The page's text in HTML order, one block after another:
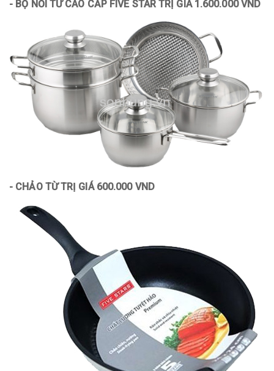
- BỘ NỒI TỪ CAO CẤP FIVE STAR TRỊ GIÁ 1.600.000 VND
- CHẢO TỪ TRỊ GIÁ 600.000 VND